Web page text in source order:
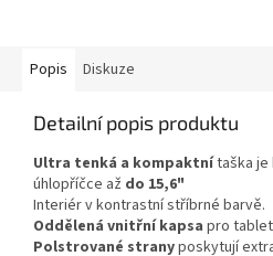
Popis Diskuze
Detailní popis produktu
Ultra tenká a kompaktnítaška je
úhlopříčce až do 15,6"
Interiér v kontrastní stříbrné barvě.
Oddělená vnitřní kapsa pro
Polstrované stranyposkytují